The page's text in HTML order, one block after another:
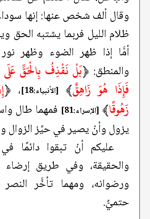
وقال ألف شخص عنها: إنها
ظلام الليل فربما يشتبه الحق
أمَّا إذا ظهر الضوء وظهر نور
والمنطق: ﴿بَلْ نَقْذِفُ بِالْحَقِّ عَلَى
فَإِذَا هُوَ زَاهِقٌ﴾ [الأنبياء:18] ، ﴿
زَهُوقًا﴾ [الإسراء:81]
فمهما طال
يزول وأنْ يصير في حيِّز الزوال
عليكم أنْ تبقوا دائمًا
والحقيقة، وفي طريق
ورضوانه، ومهما تأخَّر
حتميٌّ.